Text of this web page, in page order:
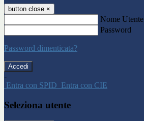
button close ×
Nome Utente
Password
Password dimenticata?
-
Entra con SPID Entra con CIE
Seleziona utente